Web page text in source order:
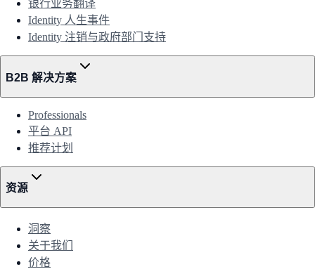
银行业务翻译
Identity 人生事件
Identity 注销与政府部门支持
B2B 解决方案
Professionals
平台 API
推荐计划
资源
洞察
关于我们
价格